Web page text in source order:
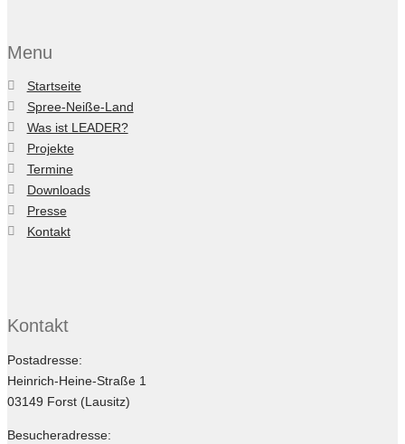
Menu
Startseite
Spree-Neiße-Land
Was ist LEADER?
Projekte
Termine
Downloads
Presse
Kontakt
Kontakt
Postadresse:
Heinrich-Heine-Straße 1
03149 Forst (Lausitz)
Besucheradresse: